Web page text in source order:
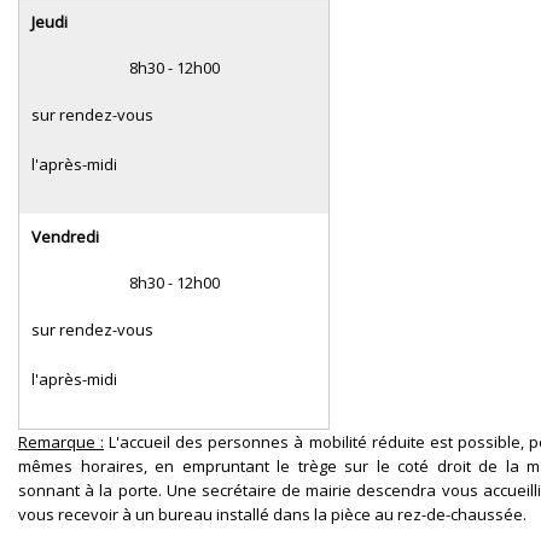
Jeudi
8h30 - 12h00
sur rendez-vous
l'après-midi
Vendredi
8h30 - 12h00
sur rendez-vous
l'après-midi
Remarque : L'accueil des personnes à mobilité réduite est possible,
mêmes horaires, en empruntant le trège sur le coté droit de la
sonnant à la porte. Une secrétaire de mairie descendra vous
vous recevoir à un bureau installé dans la pièce au rez-de-chaussée.